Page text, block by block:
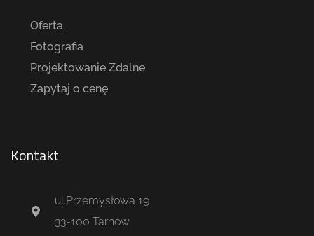
Oferta
Fotografia
Projektowanie Zdalne
Zapytaj o cenę
Kontakt
ul.Przemysłowa 19
33-100 Tarnów